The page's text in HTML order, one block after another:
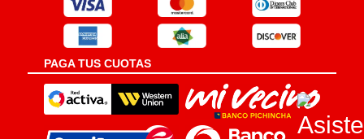
PAGA TUS CUOTAS